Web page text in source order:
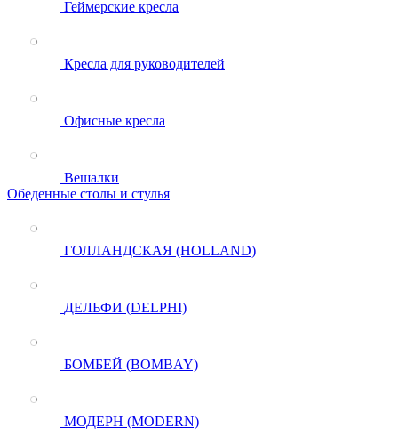
Геймерские кресла
Кресла для руководителей
Офисные кресла
Вешалки
Обеденные столы и стулья
ГОЛЛАНДСКАЯ (HOLLAND)
ДЕЛЬФИ (DELPHI)
БОМБЕЙ (BOMBAY)
МОДЕРН (MODERN)